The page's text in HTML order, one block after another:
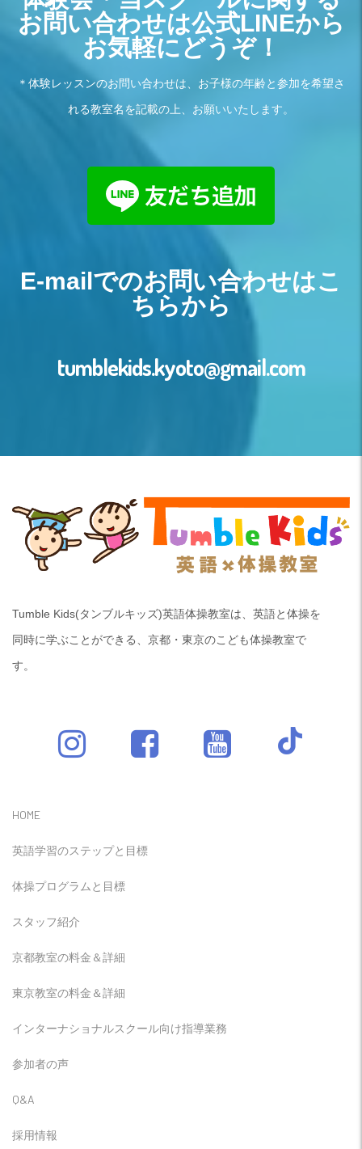
お問い合わせは公式LINEから
お気軽にどうぞ！
＊体験レッスンのお問い合わせは、お子様の年齢と参加を希望さ
れる教室名を記載の上、お願いいたします。
E-mailでのお問い合わせはこ
ちらから
tumblekids.kyoto@gmail.com
Tumble Kids(タンブルキッズ)英語体操教室は、英語と体操を
同時に学ぶことができる、京都・東京のこども体操教室で
す。
HOME
英語学習のステップと目標
体操プログラムと目標
スタッフ紹介
京都教室の料金＆詳細
東京教室の料金＆詳細
インターナショナルスクール向け指導業務
参加者の声
Q&A
採用情報